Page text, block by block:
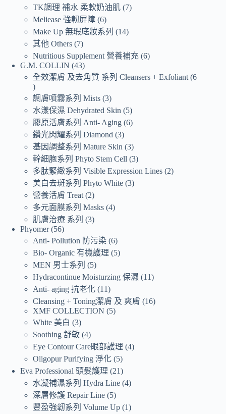
TK調理 補水 柔軟奶油肌 7
Meliease 強韌屏障 6
Make Up 無瑕底妝系列
14
其他 Others 7
Nutritious Supplement 營養補充 6
G.M. COLLIN 43
全效潔膚 及去角質 系列 Cleansers + Exfoliant 6
調膚噴霧系列 Mists 3
水漾保濕 Dehydrated Skin
5
膠原活膚系列 Anti- Aging 6
鑽光閃耀系列 Diamond 3
基因調整系列 Mature Skin 3
幹細胞系列 Phyto Stem Cell 3
多肽緊緻系列 Visible Expression Lines 2
美白去斑系列 Phyto White 3
營養活膚 Treat 2
多元面膜系列 Masks 4
肌膚治療 系列
3
Phyomer 56
Anti- Pollution 防污染 6
Bio- Organic 有機護理
5
MEN 男士系列
5
Hydracontinue Moisturzing 保濕
11
Anti- aging 抗老化 11
Cleansing + Toning潔膚 及 爽膚
16
XMF COLLECTION
5
White 美白
3
Soothing 舒敏 4
Eye Contour Care眼部護理 4
Oligopur Purifying 淨化 5
Eva Professional 頭髮護理
21
水凝補濕系列 Hydra Line 4
深層修護 Repair Line 5
豐盈強韌系列 Volume Up 1